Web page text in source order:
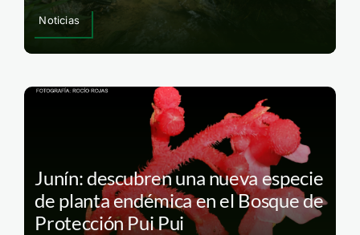
Noticias
Junín: descubren una nueva especie
de planta endémica en el Bosque de
Protección Pui Pui